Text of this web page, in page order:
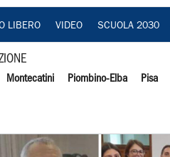
LIBERO VIDEO SCUOLA 2030
Montecatini Piombino-Elba Pisa